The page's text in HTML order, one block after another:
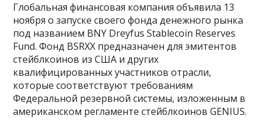
Глобальная финансовая компания объявила 13
ноября о запуске своего фонда денежного рынка
под названием BNY Dreyfus Stablecoin Reserves
Fund. Фонд BSRXX предназначен для эмитентов
стейблкоинов из США и других
квалифицированных участников отрасли,
которые соответствуют требованиям
Федеральной резервной системы, изложенным в
американском регламенте стейблкоинов GENIUS.